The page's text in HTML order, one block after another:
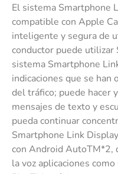
El sistema Smartphone
compatible con Apple
inteligente y segura de
conductor puede
sistema Smartphone
indicaciones que se han
del tráfico; puede hacer
mensajes de texto y
pueda continuar
Smartphone Link
con Android AutoTM*2,
la voz aplicaciones